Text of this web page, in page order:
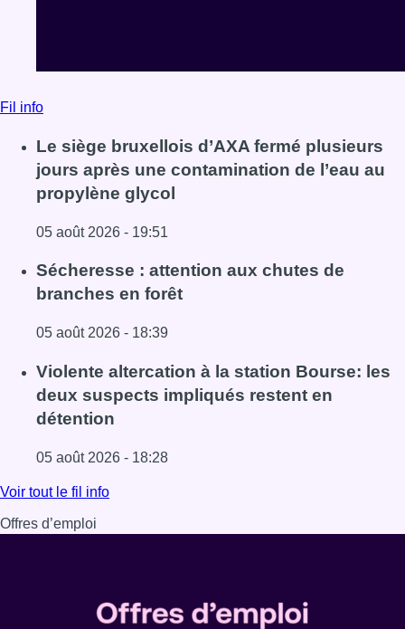
Fil info
Le siège bruxellois d’AXA fermé plusieurs
jours après une contamination de l’eau au
propylène glycol
05 août 2026 - 19:51
Lire l'article Le siège bruxellois d’AXA fermé plusieurs
Sécheresse : attention aux chutes de
branches en forêt
05 août 2026 - 18:39
Lire l'article Sécheresse : attention aux chutes de
Violente altercation à la station Bourse: les
deux suspects impliqués restent en
détention
05 août 2026 - 18:28
Lire l'article Violente altercation à la station Bourse: les
Voir tout le fil info
Offres d’emploi